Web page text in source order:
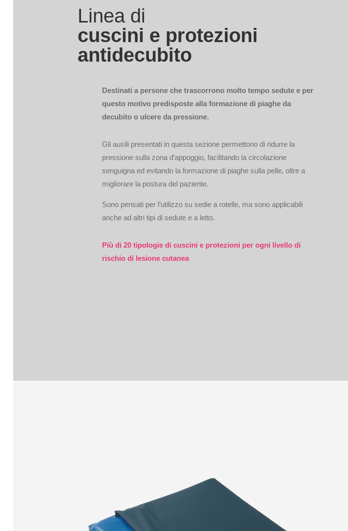
Linea di
cuscini e protezioni
antidecubito
Destinati a persone che trascorrono molto tempo sedute e per
questo motivo predisposte alla formazione di piaghe da
decubito o ulcere da pressione.
Gli ausili presentati in questa sezione permettono di ridurre la
pressione sulla zona d’appoggio, facilitando la circolazione
senguigna ed evitando la formazione di piaghe sulla pelle, oltre a
migliorare la postura del paziente.
Sono pensati per l’utilizzo su sedie a rotelle, ma sono applicabili
anche ad altri tipi di sedute e a letto.
Più di 20 tipologie di cuscini e protezioni per ogni livello di
rischio di lesione cutanea